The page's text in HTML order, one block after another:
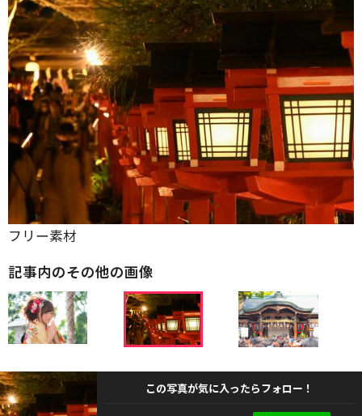
フリー素材
記事内のその他の画像
この写真が気に入ったらフォロー！